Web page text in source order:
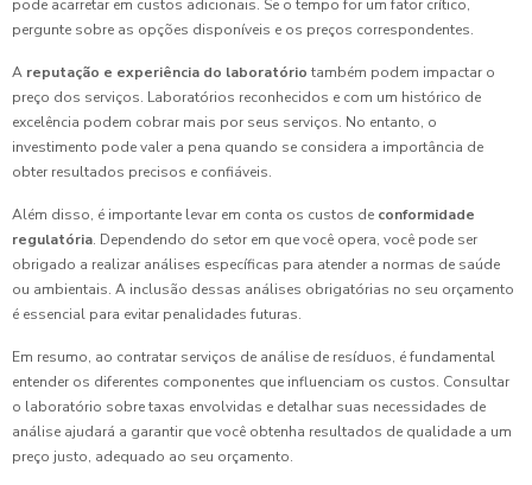
pode acarretar em custos adicionais. Se o tempo for um fator crítico,
pergunte sobre as opções disponíveis e os preços correspondentes.
A reputação e experiência do laboratório também podem impactar o
preço dos serviços. Laboratórios reconhecidos e com um histórico de
excelência podem cobrar mais por seus serviços. No entanto, o
investimento pode valer a pena quando se considera a importância de
obter resultados precisos e confiáveis.
Além disso, é importante levar em conta os custos de conformidade
regulatória. Dependendo do setor em que você opera, você pode ser
obrigado a realizar análises específicas para atender a normas de saúde
ou ambientais. A inclusão dessas análises obrigatórias no seu orçamento
é essencial para evitar penalidades futuras.
Em resumo, ao contratar serviços de análise de resíduos, é fundamental
entender os diferentes componentes que influenciam os custos. Consultar
o laboratório sobre taxas envolvidas e detalhar suas necessidades de
análise ajudará a garantir que você obtenha resultados de qualidade a um
preço justo, adequado ao seu orçamento.